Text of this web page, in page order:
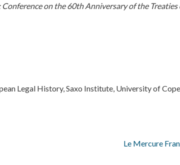
on the 60th Anniversary of the Treaties
Legal History, Saxo Institute, University of
Le Mercure